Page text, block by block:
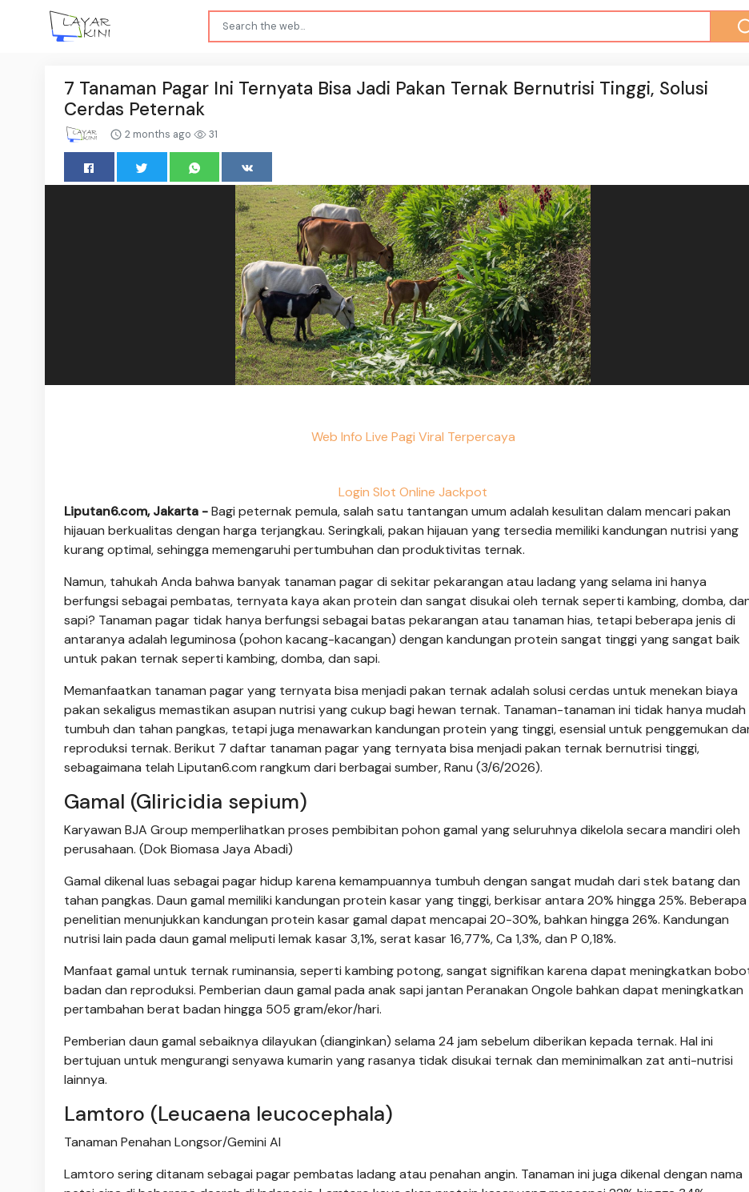
7 Tanaman Pagar Ini Ternyata Bisa Jadi Pakan Ternak Bernutrisi Tinggi, Solusi
Cerdas Peternak
2 months ago 31
Web Info Live Pagi Viral Terpercaya
Login Slot Online Jackpot
Liputan6.com, Jakarta -Bagi peternak pemula, salah satu tantangan umum adalah kesulitan dalam mencari pakan
hijauan berkualitas dengan harga terjangkau. Seringkali, pakan hijauan yang tersedia memiliki kandungan nutrisi yang
kurang optimal, sehingga memengaruhi pertumbuhan dan produktivitas ternak.
Namun, tahukah Anda bahwa banyak tanaman pagar di sekitar pekarangan atau ladang yang selama ini hanya
berfungsi sebagai pembatas, ternyata kaya akan protein dan sangat disukai oleh ternak seperti kambing, domba,
sapi? Tanaman pagar tidak hanya berfungsi sebagai batas pekarangan atau tanaman hias, tetapi beberapa jenis di
antaranya adalah leguminosa (pohon kacang-kacangan) dengan kandungan protein sangat tinggi yang sangat baik
untuk pakan ternak seperti kambing, domba, dan sapi.
Memanfaatkan tanaman pagar yang ternyata bisa menjadi pakan ternak adalah solusi cerdas untuk menekan biaya
pakan sekaligus memastikan asupan nutrisi yang cukup bagi hewan ternak. Tanaman-tanaman ini tidak hanya mudah
tumbuh dan tahan pangkas, tetapi juga menawarkan kandungan protein yang tinggi, esensial untuk penggemukan
reproduksi ternak. Berikut 7 daftar tanaman pagar yang ternyata bisa menjadi pakan ternak bernutrisi tinggi,
sebagaimana telah Liputan6.com rangkum dari berbagai sumber, Ranu (3/6/2026).
Gamal (Gliricidia sepium)
Karyawan BJA Group memperlihatkan proses pembibitan pohon gamal yang seluruhnya dikelola secara mandiri oleh
perusahaan. (Dok Biomasa Jaya Abadi)
Gamal dikenal luas sebagai pagar hidup karena kemampuannya tumbuh dengan sangat mudah dari stek batang dan
tahan pangkas. Daun gamal memiliki kandungan protein kasar yang tinggi, berkisar antara 20% hingga 25%. Beberapa
penelitian menunjukkan kandungan protein kasar gamal dapat mencapai 20-30%, bahkan hingga 26%. Kandungan
nutrisi lain pada daun gamal meliputi lemak kasar 3,1%, serat kasar 16,77%, Ca 1,3%, dan P 0,18%.
Manfaat gamal untuk ternak ruminansia, seperti kambing potong, sangat signifikan karena dapat meningkatkan
badan dan reproduksi. Pemberian daun gamal pada anak sapi jantan Peranakan Ongole bahkan dapat meningkatkan
pertambahan berat badan hingga 505 gram/ekor/hari.
Pemberian daun gamal sebaiknya dilayukan (dianginkan) selama 24 jam sebelum diberikan kepada ternak. Hal ini
bertujuan untuk mengurangi senyawa kumarin yang rasanya tidak disukai ternak dan meminimalkan zat anti-nutrisi
lainnya.
Lamtoro (Leucaena leucocephala)
Tanaman Penahan Longsor/Gemini AI
Lamtoro sering ditanam sebagai pagar pembatas ladang atau penahan angin. Tanaman ini juga dikenal dengan nama